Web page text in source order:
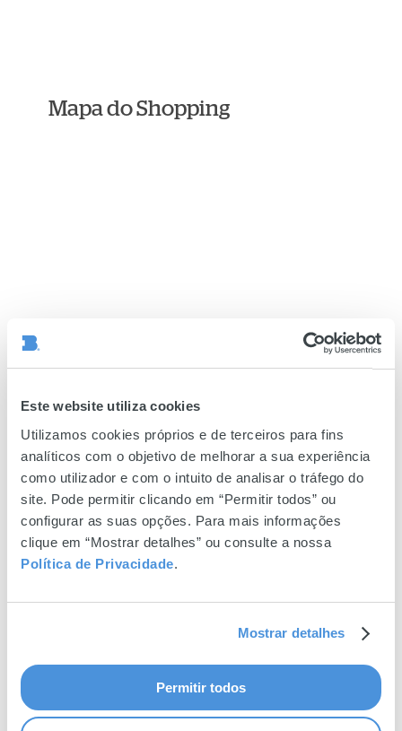
Este website utiliza cookies
Utilizamos cookies próprios e de terceiros para fins
analíticos com o objetivo de melhorar a sua experiência
como utilizador e com o intuito de analisar o tráfego do
site. Pode permitir clicando em “Permitir todos” ou
configurar as suas opções. Para mais informações
clique em “Mostrar detalhes” ou consulte a nossa
Política de Privacidade.
Mostrar detalhes
Permitir todos
Mapa do Shopping